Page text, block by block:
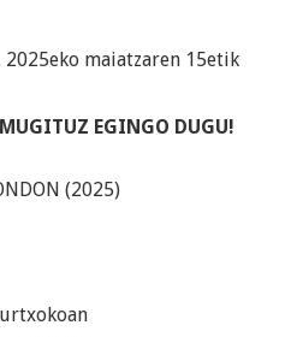
maiatzaren 15etik
MUGITUZ EGINGO DUGU!
(2025)